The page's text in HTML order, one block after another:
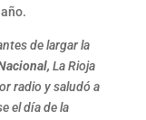
de largar la
La Rioja
radio y saludó a
el día de la